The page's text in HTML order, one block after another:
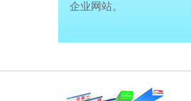
企业网站。